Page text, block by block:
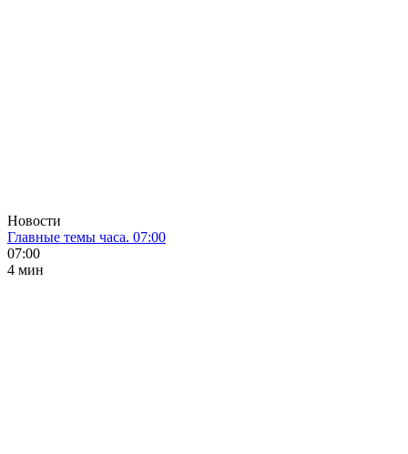
Новости
Главные темы часа. 07:00
07:00
4 мин